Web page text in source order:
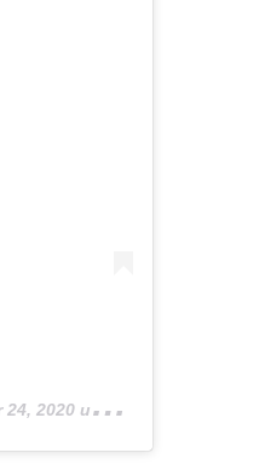
2020 um 4:03 PDT